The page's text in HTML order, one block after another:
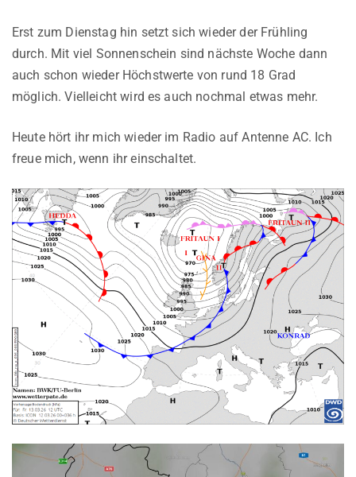
Erst zum Dienstag hin setzt sich wieder der Frühling
durch. Mit viel Sonnenschein sind nächste Woche dann
auch schon wieder Höchstwerte von rund 18 Grad
möglich. Vielleicht wird es auch nochmal etwas mehr.
Heute hört ihr mich wieder im Radio auf Antenne AC. Ich
freue mich, wenn ihr einschaltet.